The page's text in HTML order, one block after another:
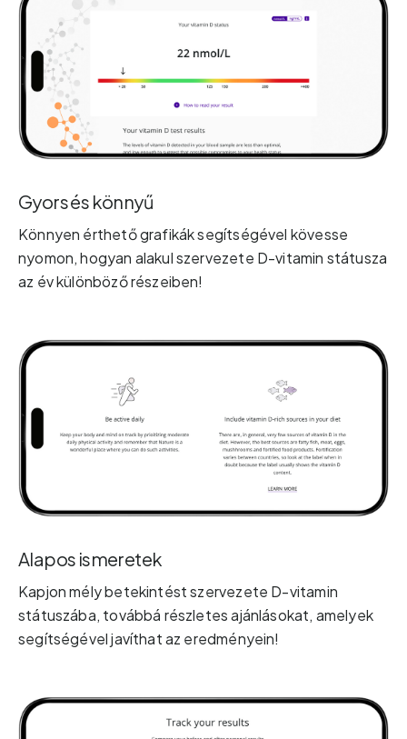
Gyors és könnyű
Könnyen érthető grafikák segítségével kövesse
nyomon, hogyan alakul szervezete D-vitamin státusza
az év különböző részeiben!
Alapos ismeretek
Kapjon mély betekintést szervezete D-vitamin
státuszába, továbbá részletes ajánlásokat, amelyek
segítségével javíthat az eredményein!